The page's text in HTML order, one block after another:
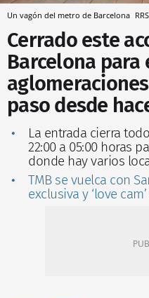
Un vagón del metro de Barcelona
Cerrado este
Barcelona para
paso desde
La entrada cierra
22:00 a 05:00 horas
donde hay varios
TMB se vuelca con
exclusiva y ‘love